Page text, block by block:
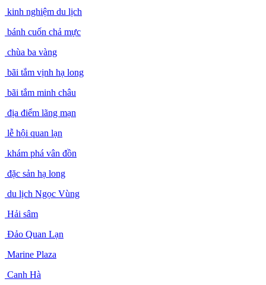
kinh nghiệm du lịch
bánh cuốn chả mực
chùa ba vàng
bãi tắm vịnh hạ long
bãi tắm minh châu
địa điểm lãng mạn
lễ hội quan lạn
khám phá vân đồn
đặc sản hạ long
du lịch Ngọc Vùng
Hải sâm
Đảo Quan Lạn
Marine Plaza
Canh Hà